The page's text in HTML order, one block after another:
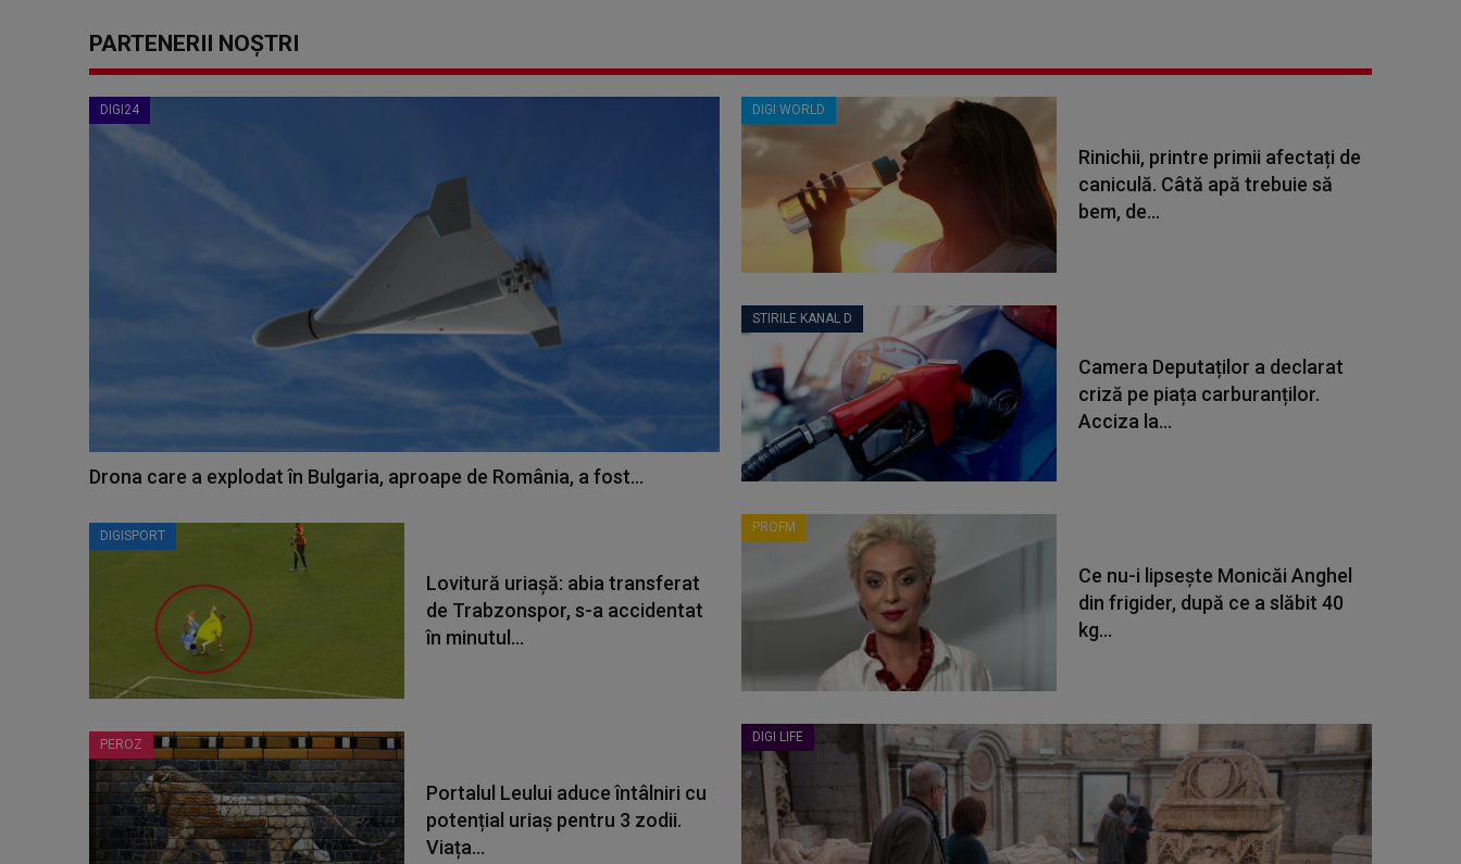
PARTENERII NOȘTRI
DIGI24
Drona care a explodat în Bulgaria, aproape de România, a fost...
DIGISPORT
Lovitură uriașă: abia transferat
de Trabzonspor, s-a accidentat
în minutul...
PEROZ
Portalul Leului aduce întâlniri cu
potențial uriaș pentru 3 zodii.
Viața...
DIGI WORLD
Rinichii, printre primii afectați de
caniculă. Câtă apă trebuie să
bem, de...
STIRILE KANAL D
Camera Deputaților a declarat
criză pe piața carburanților.
Acciza la...
PROFM
Ce nu-i lipsește Monicăi Anghel
din frigider, după ce a slăbit 40
kg...
DIGI LIFE